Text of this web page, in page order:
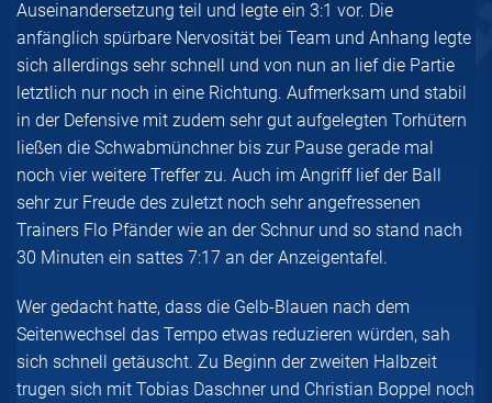
Auseinandersetzung teil und legte ein 3:1 vor. Die
anfänglich spürbare Nervosität bei Team und Anhang legte
sich allerdings sehr schnell und von nun an lief die Partie
letztlich nur noch in eine Richtung. Aufmerksam und stabil
in der Defensive mit zudem sehr gut aufgelegten Torhütern
ließen die Schwabmünchner bis zur Pause gerade mal
noch vier weitere Treffer zu. Auch im Angriff lief der Ball
sehr zur Freude des zuletzt noch sehr angefressenen
Trainers Flo Pfänder wie an der Schnur und so stand nach
30 Minuten ein sattes 7:17 an der Anzeigentafel.
Wer gedacht hatte, dass die Gelb-Blauen nach dem
Seitenwechsel das Tempo etwas reduzieren würden, sah
sich schnell getäuscht. Zu Beginn der zweiten Halbzeit
trugen sich mit Tobias Daschner und Christian Boppel noch